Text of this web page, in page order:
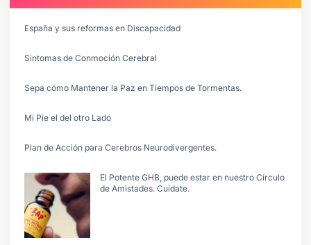
España y sus reformas en Discapacidad
Sintomas de Conmoción Cerebral
Sepa cómo Mantener la Paz en Tiempos de Tormentas.
Mi Pie el del otro Lado
Plan de Acción para Cerebros Neurodivergentes.
El Potente GHB, puede estar en nuestro Círculo
de Amistades. Cuidate.